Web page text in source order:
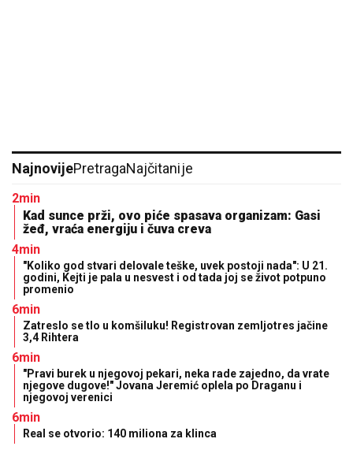
NajnovijePretragaNajčitanije
2min
Kad sunce prži, ovo piće spasava organizam: Gasi
žeđ, vraća energiju i čuva creva
4min
"Koliko god stvari delovale teške, uvek postoji nada": U 21.
godini, Kejti je pala u nesvest i od tada joj se život potpuno
promenio
6min
Zatreslo se tlo u komšiluku! Registrovan zemljotres jačine
3,4 Rihtera
6min
"Pravi burek u njegovoj pekari, neka rade zajedno, da vrate
njegove dugove!" Jovana Jeremić oplela po Draganu i
njegovoj verenici
6min
Real se otvorio: 140 miliona za klinca